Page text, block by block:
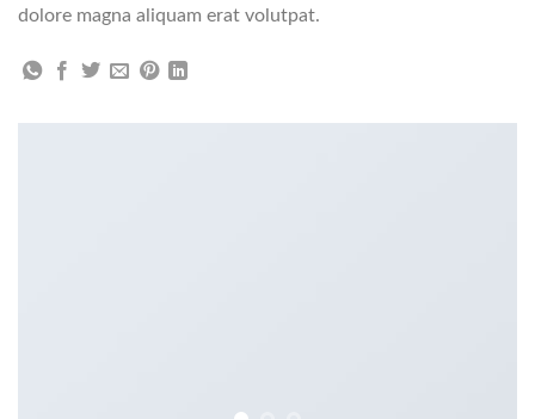
dolore magna aliquam erat volutpat.